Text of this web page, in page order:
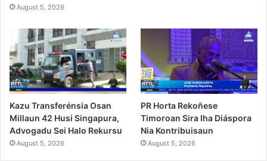
August 5, 2026
Kazu Transferénsia Osan
Millaun 42 Husi Singapura,
Advogadu Sei Halo Rekursu
August 5, 2026
PR Horta Rekoñese
Timoroan Sira Iha Diáspora
Nia Kontribuisaun
August 5, 2026